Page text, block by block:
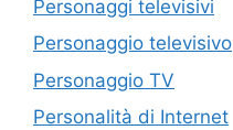
Personaggi televisivi
Personaggio televisivo
Personaggio TV
Personalità di Internet